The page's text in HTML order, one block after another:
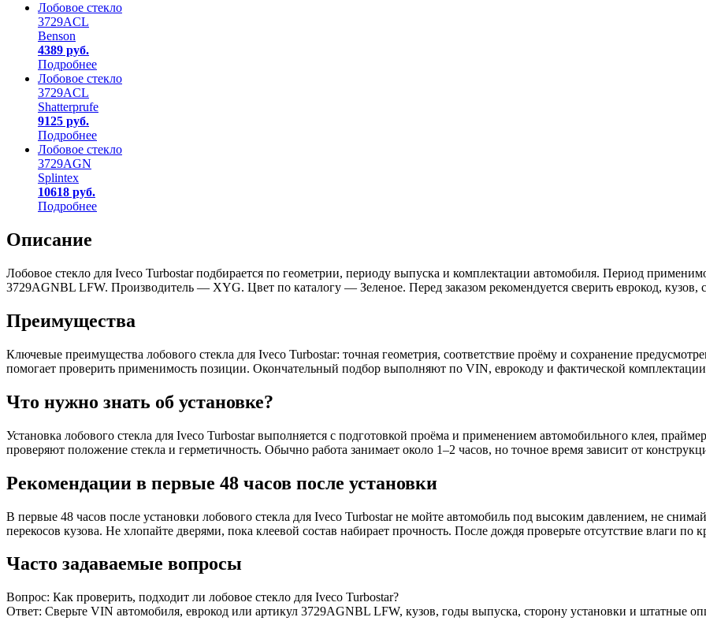
Лобовое стекло
3729ACL
Benson
4389 руб.
Подробнее
Лобовое стекло
3729ACL
Shatterprufe
9125 руб.
Подробнее
Лобовое стекло
3729AGN
Splintex
10618 руб.
Подробнее
Описание
Лобовое стекло для Iveco Turbostar подбирается по геометрии, периоду выпуска и комплектации автомобиля. Период
3729AGNBL LFW. Производитель — XYG. Цвет по каталогу — Зеленое. Перед заказом рекомендуется сверить еврокод, кузов,
Преимущества
Ключевые преимущества лобового стекла для Iveco Turbostar: точная геометрия, соответствие проёму и сохранение
помогает проверить применимость позиции. Окончательный подбор выполняют по VIN, еврокоду и фактической
Что нужно знать об установке?
Установка лобового стекла для Iveco Turbostar выполняется с подготовкой проёма и применением автомобильного клея,
проверяют положение стекла и герметичность. Обычно работа занимает около 1–2 часов, но точное время зависит от
Рекомендации в первые 48 часов после установки
В первые 48 часов после установки лобового стекла для Iveco Turbostar не мойте автомобиль под высоким давлением, не
перекосов кузова. Не хлопайте дверями, пока клеевой состав набирает прочность. После дождя проверьте отсутствие влаги по
Часто задаваемые вопросы
Вопрос: Как проверить, подходит ли лобовое стекло для Iveco Turbostar?
Ответ: Сверьте VIN автомобиля, еврокод или артикул 3729AGNBL LFW, кузов, годы выпуска, сторону установки и штатные